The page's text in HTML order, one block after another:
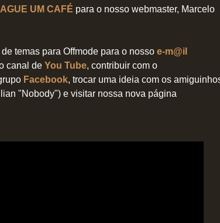
UM CAFÉ para o nosso webmaster, Marcelo
temas para Offmode para o nosso e-m@il
canal de You Tube, contribuir com o
Facebook, trocar uma ideia com os
"Nobody") e visitar nossa nova página